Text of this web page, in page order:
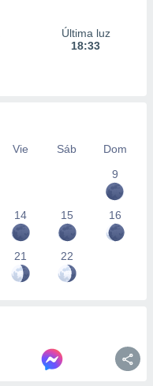
Última luz
18:33
Vie Sáb
Dom
9
14 15 16
21 22